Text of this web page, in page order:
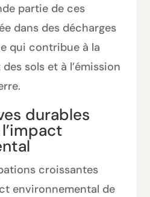
partie de ces
dans des décharges
qui contribue à la
sols et à l’émission
durables
croissantes
environnemental de